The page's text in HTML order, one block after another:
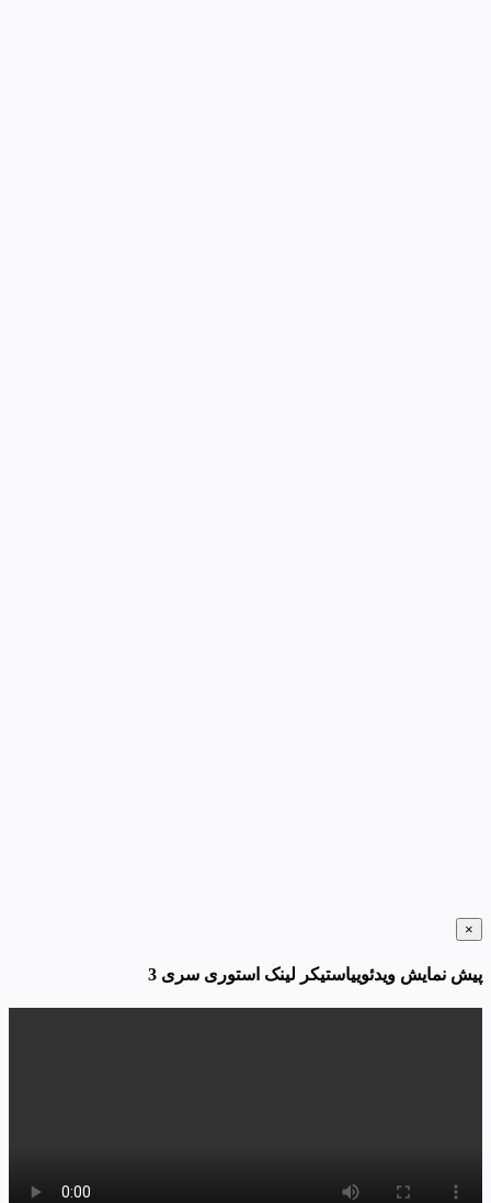
×
پیش نمایش ویدئوییاستیکر لینک استوری سری 3